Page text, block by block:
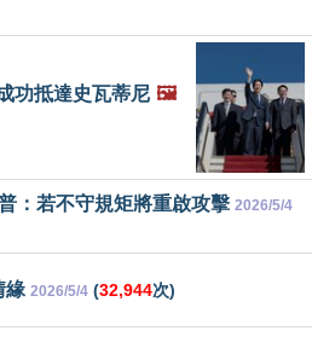
功抵達史瓦蒂尼 🖼️
：若不守規矩將重啟攻擊 2026/5/4
緣 2026/5/4 (32,944次)